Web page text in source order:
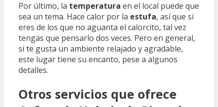
Por último, la temperatura en el local puede que
sea un tema. Hace calor por la estufa, así que si
eres de los que no aguanta el calorcito, tal vez
tengas que pensarlo dos veces. Pero en general,
si te gusta un ambiente relajado y agradable,
este lugar tiene su encanto, pese a algunos
detalles.
Otros servicios que ofrece